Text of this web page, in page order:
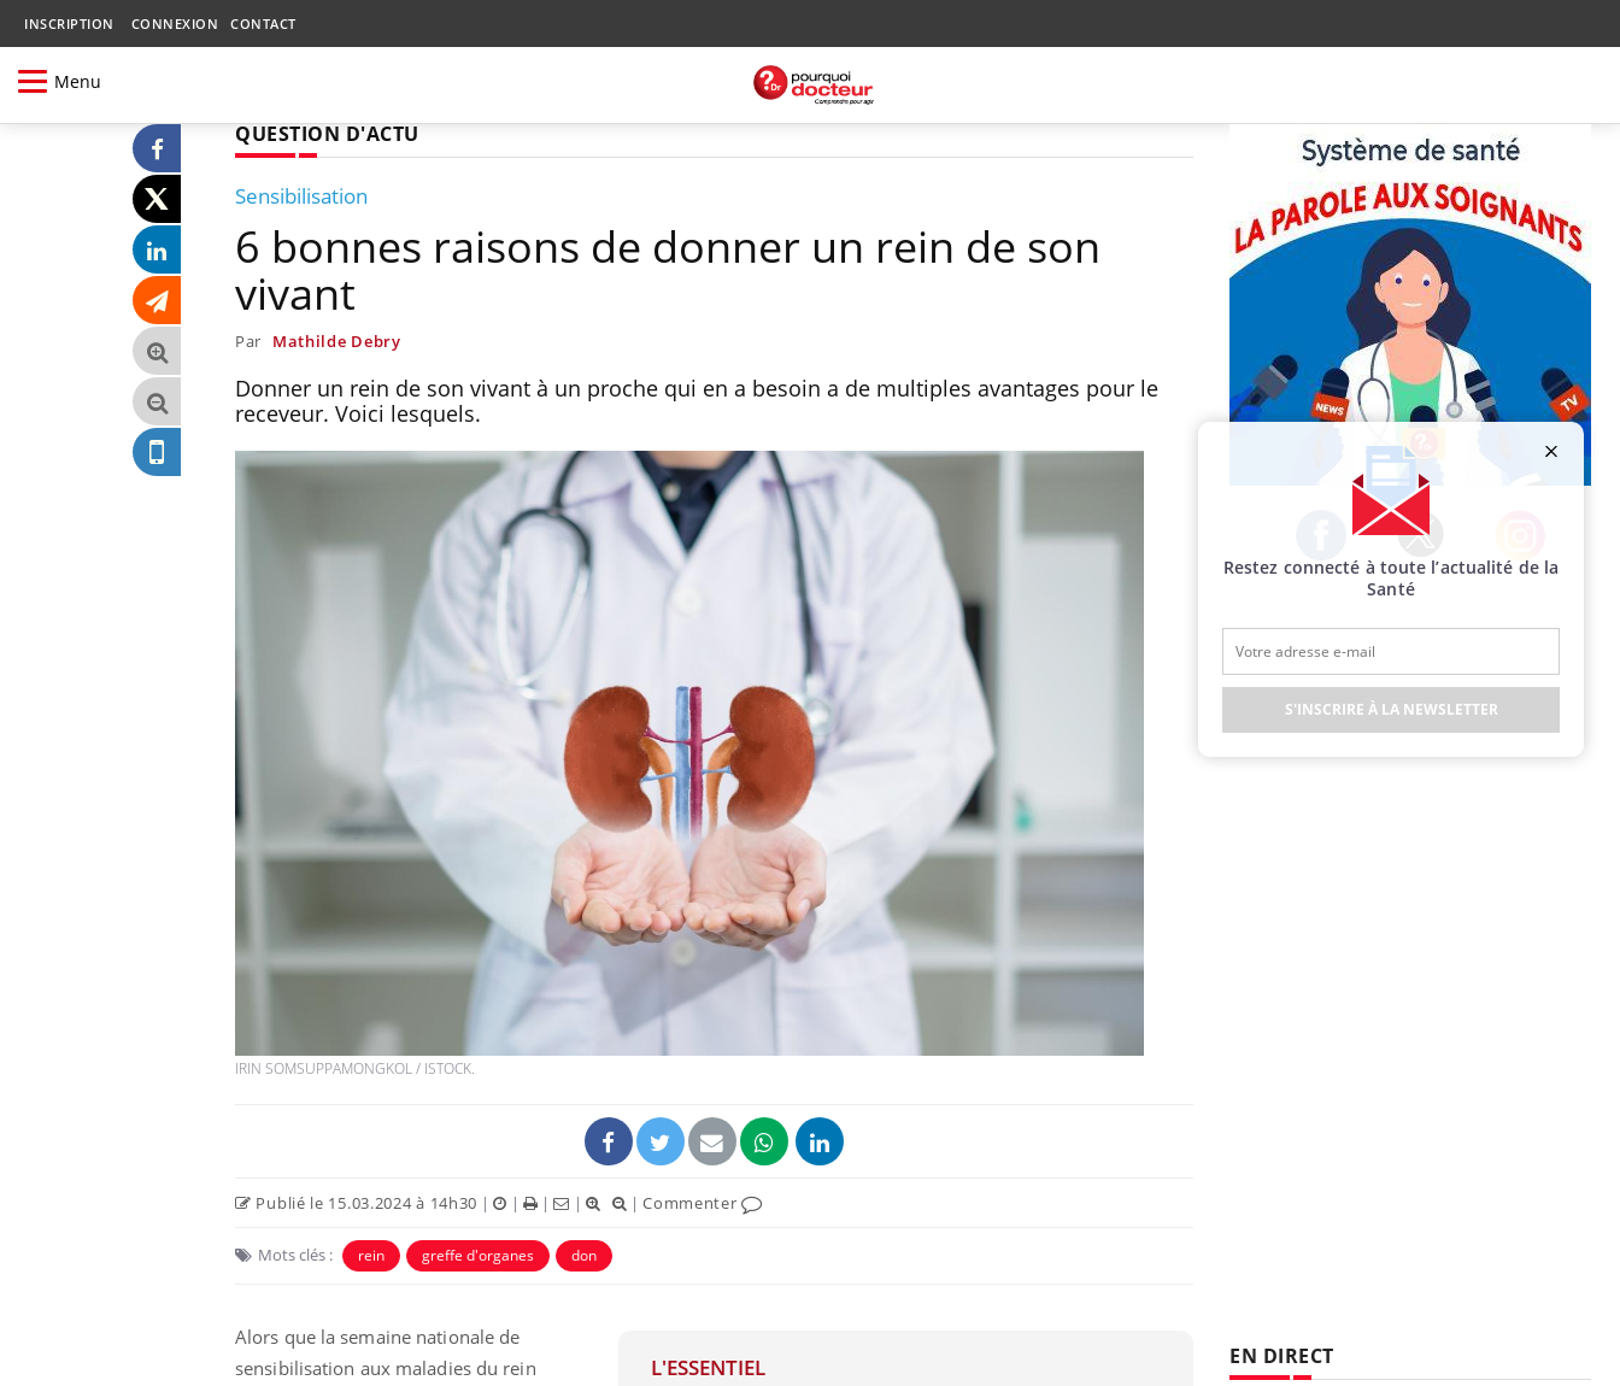
INSCRIPTION CONNEXION CONTACT
Menu
QUESTION D'ACTU
Sensibilisation
6 bonnes raisons de donner un rein de son
vivant
Par Mathilde Debry
Donner un rein de son vivant à un proche qui en a besoin a de multiples avantages pour le
receveur. Voici lesquels.
IRIN SOMSUPPAMONGKOL / ISTOCK.
Publié le 15.03.2024 à 14h30 | | | | |Commenter
Mots clés : rein greffe d'organes don
L'ESSENTIEL
Alors que la semaine nationale de
sensibilisation aux maladies du rein
Facebook Twitter Instagram
EN DIRECT
Restez connecté à toute l’actualité de la
Santé
S'INSCRIRE À LA NEWSLETTER